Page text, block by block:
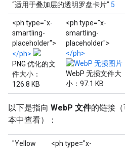
“适用于叠加层的透明罗盘卡片” 5
<ph type="x-
smartling-
placeholder">
</ph>
PNG 优化的文
件大小：
126.8 KB
<ph type="x-
smartling-
placeholder">
</ph>
WebP 无损文件大
小：97.1 KB
以下是指向 WebP 文件的链接（
本中查看）：
"Yellow
<ph type="x-